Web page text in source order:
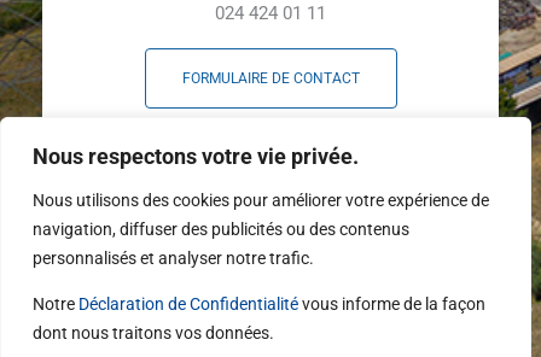
Nous respectons votre vie privée.
Nous utilisons des cookies pour améliorer votre expérience de
navigation, diffuser des publicités ou des contenus
personnalisés et analyser notre trafic.
Notre Déclaration de Confidentialitévous informe de la façon
dont nous traitons vos données.
024 424 01 11
FORMULAIRE DE CONTACT
a
c
e
b
o
o
k
L
i
n
k
e
i
n
o
u
t
e